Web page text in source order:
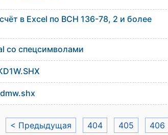
в Excel по ВСН 136-78, 2 и более
со спецсимволами
< Предыдущая 404 405 406